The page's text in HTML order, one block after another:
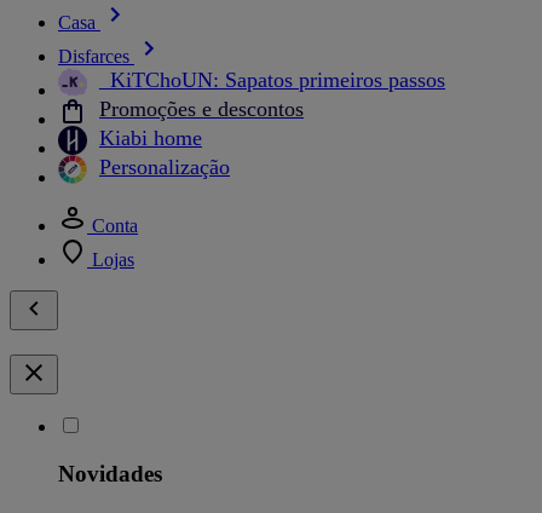
Casa
Disfarces
_KiTChoUN: Sapatos primeiros passos
Promoções e descontos
Kiabi home
Personalização
Conta
Lojas
Novidades